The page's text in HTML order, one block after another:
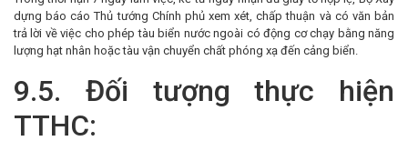
dựng báo cáo Thủ tướng Chính phủ xem xét, chấp thuận và có văn bản
trả lời về việc cho phép tàu biển nước ngoài có động cơ chạy bằng năng
lượng hạt nhân hoặc tàu vận chuyển chất phóng xạ đến cảng biển.
9.5. Đối tượng thực hiện
TTHC: